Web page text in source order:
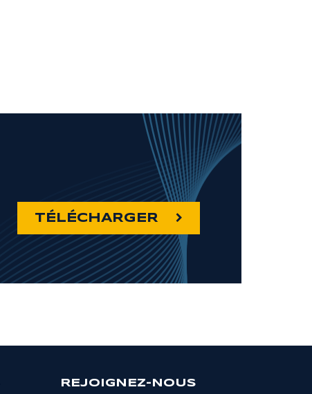
TÉLÉCHARGER
REJOIGNEZ-NOUS